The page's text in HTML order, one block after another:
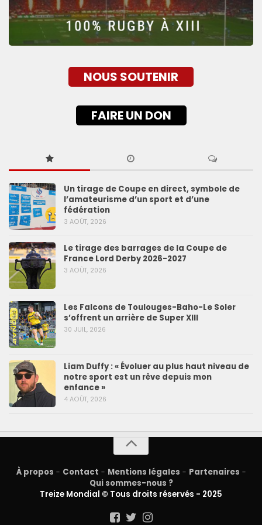
NOUS SOUTENIR
FAIRE UN DON
Un tirage de Coupe en direct, symbole de
l’amateurisme d’un sport et d’une
fédération
3 AOÛT, 2026
Le tirage des barrages de la Coupe de
France Lord Derby 2026-2027
3 AOÛT, 2026
Les Falcons de Toulouges-Baho-Le Soler
s’offrent un arrière de Super XIII
30 JUIL, 2026
Liam Duffy : « Évoluer au plus haut niveau de
notre sport est un rêve depuis mon
enfance »
4 AOÛT, 2026
À propos - Contact - Mentions légales - Partenaires -
Qui sommes-nous ?
Treize Mondial © Tous droits réservés - 2025